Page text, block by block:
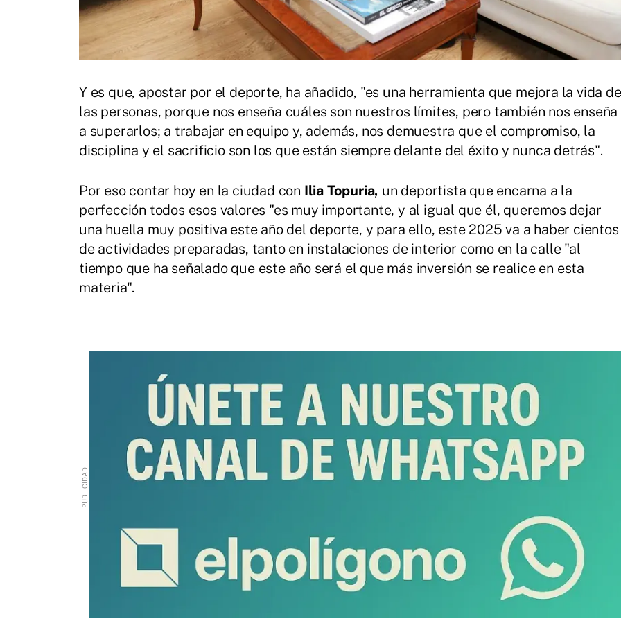
Y es que, apostar por el deporte, ha añadido, "es una herramienta que mejora la vida de
las personas, porque nos enseña cuáles son nuestros límites, pero también nos enseña
a superarlos; a trabajar en equipo y, además, nos demuestra que el compromiso, la
disciplina y el sacrificio son los que están siempre delante del éxito y nunca detrás".
Por eso contar hoy en la ciudad con Ilia Topuria, un deportista que encarna a la
perfección todos esos valores "es muy importante, y al igual que él, queremos dejar
una huella muy positiva este año del deporte, y para ello, este 2025 va a haber cientos
de actividades preparadas, tanto en instalaciones de interior como en la calle "al
tiempo que ha señalado que este año será el que más inversión se realice en esta
materia".